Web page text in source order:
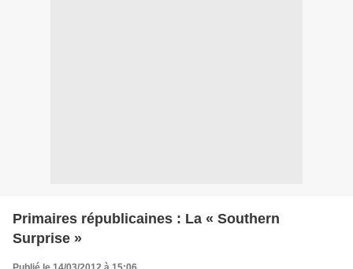
Primaires républicaines : La « Southern
Surprise »